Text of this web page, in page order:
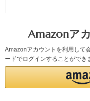
Amazonア
Amazonアカウントを利用して
ードでログインすることができ